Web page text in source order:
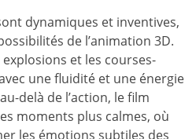
dynamiques et inventives,
de l’animation 3D.
et les courses-
une fluidité et une énergie
delà de l’action, le film
moments plus calmes, où
les émotions subtiles des